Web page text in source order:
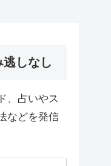
しなし
、占いやス
などを発信